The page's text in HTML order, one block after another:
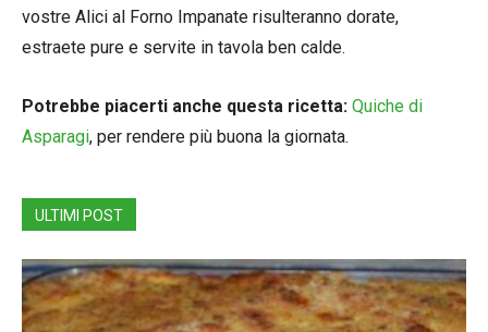
vostre Alici al Forno Impanate risulteranno dorate,
estraete pure e servite in tavola ben calde.
Potrebbe piacerti anche questa ricetta: Quiche di
Asparagi, per rendere più buona la giornata.
ULTIMI POST